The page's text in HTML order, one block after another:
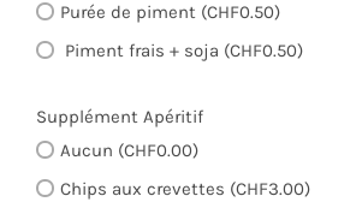
Purée de piment (CHF0.50)
Piment frais + soja (CHF0.50)
Supplément Apéritif
Aucun (CHF0.00)
Chips aux crevettes (CHF3.00)